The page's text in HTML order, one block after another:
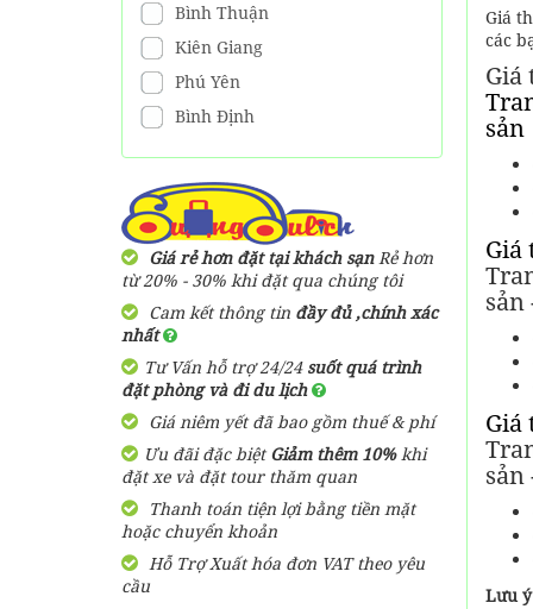
Bình Thuận
Kiên Giang
Phú Yên
Bình Định
Giá rẻ hơn đặt tại khách sạnRẻ hơn
từ 20% - 30% khi đặt qua chúng tôi
Cam kết thông tin đầy đủ ,chính xác
nhất
Tư Vấn hỗ trợ 24/24 suốt quá trình
đặt phòng và đi du lịch
Giá niêm yết đã bao gồm thuế & phí
Ưu đãi đặc biệtGiảm thêm 10%khi
đặt xe và đặt tour thăm quan
Thanh toán tiện lợi bằng tiền mặt
hoặc chuyển khoản
Hỗ Trợ Xuất hóa đơn VAT theo yêu
cầu
Giá
các
Giá
sản
Giá
sản
Giá
Lưu